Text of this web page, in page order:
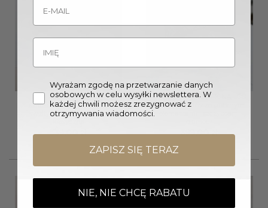
COOLER do
szampana/OSŁONKA na
kwiaty srebrna metalowa
539,00zł
COOLER / POJEMNIK NA LÓD
szklany owalny ze srebrnymi
399,00zł
Wyrażam zgodę na przetwarzanie danych
osobowych w celu wysyłki newslettera. W
każdej chwili możesz zrezygnować z
otrzymywania wiadomości.
ZAPISZ SIĘ TERAZ
NIE, NIE CHCĘ RABATU